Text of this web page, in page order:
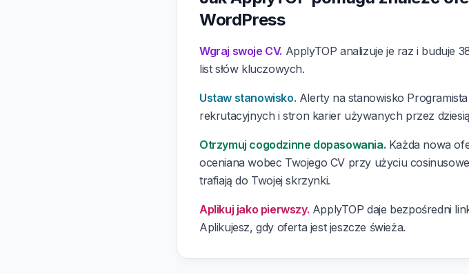
WordPress
Wgraj swoje CV. ApplyTOP analizuje je raz i buduje
list słów kluczowych.
Ustaw stanowisko. Alerty na stanowisko
rekrutacyjnych i stron karier używanych przez
Otrzymuj cogodzinne dopasowania. Każda nowa
oceniana wobec Twojego CV przy użyciu
trafiają do Twojej skrzynki.
Aplikuj jako pierwszy. ApplyTOP daje bezpośredni
Aplikujesz, gdy oferta jest jeszcze świeża.